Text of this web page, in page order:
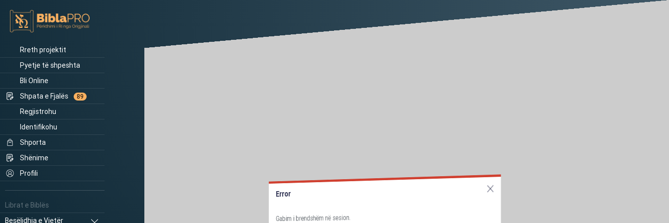
Error
Gabim i brendshëm në sesion.
Rreth projektit
Pyetje të shpeshta
Bli Online
Shpata e Fjalës
89
Regjistrohu
Identifikohu
Shporta
Shënime
Profili
Librat e Biblës
Besëlidhja e Vjetër